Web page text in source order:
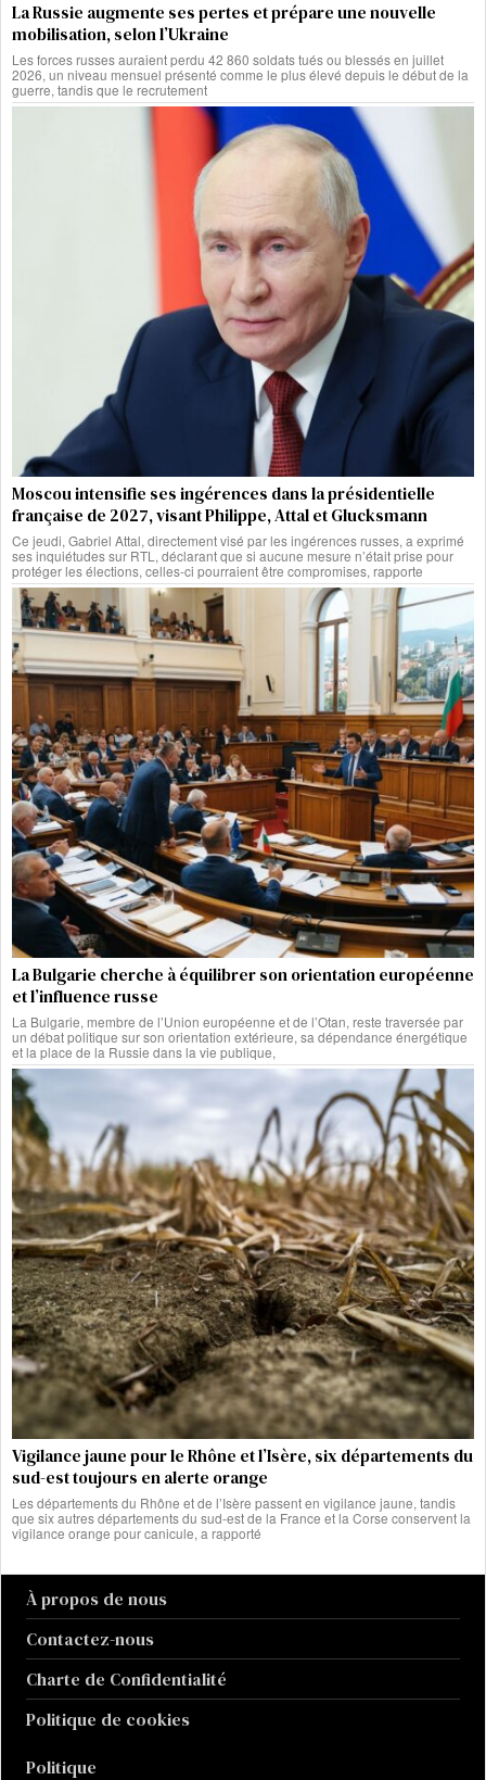
La Russie augmente ses pertes et prépare une nouvelle
mobilisation, selon l’Ukraine
Les forces russes auraient perdu 42 860 soldats tués ou blessés en juillet
2026, un niveau mensuel présenté comme le plus élevé depuis le début de la
guerre, tandis que le recrutement
Moscou intensifie ses ingérences dans la présidentielle
française de 2027, visant Philippe, Attal et Glucksmann
Ce jeudi, Gabriel Attal, directement visé par les ingérences russes, a exprimé
ses inquiétudes sur RTL, déclarant que si aucune mesure n’était prise pour
protéger les élections, celles-ci pourraient être compromises, rapporte
La Bulgarie cherche à équilibrer son orientation européenne
et l’influence russe
La Bulgarie, membre de l’Union européenne et de l’Otan, reste traversée par
un débat politique sur son orientation extérieure, sa dépendance énergétique
et la place de la Russie dans la vie publique,
Vigilance jaune pour le Rhône et l’Isère, six départements du
sud-est toujours en alerte orange
Les départements du Rhône et de l’Isère passent en vigilance jaune, tandis
que six autres départements du sud-est de la France et la Corse conservent la
vigilance orange pour canicule, a rapporté
À propos de nous
Contactez-nous
Charte de Confidentialité
Politique de cookies
Politique